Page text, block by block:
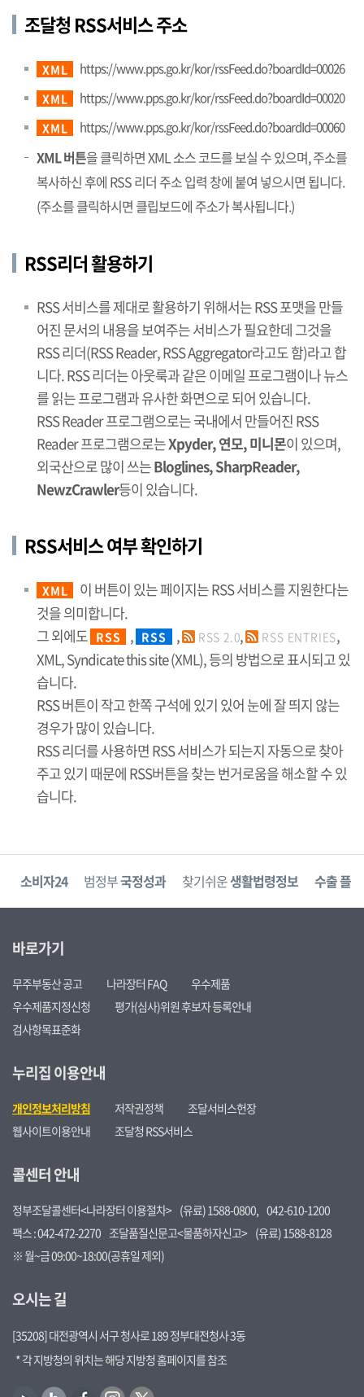
조달청 RSS서비스 주소
XML https://www.pps.go.kr/kor/rssFeed.do?boardId=00026
XML https://www.pps.go.kr/kor/rssFeed.do?boardId=00020
XML https://www.pps.go.kr/kor/rssFeed.do?boardId=00060
XML 버튼을 클릭하면 XML 소스 코드를 보실 수 있으며, 주소를
복사하신 후에 RSS 리더 주소 입력 창에 붙여 넣으시면 됩니다.
(주소를 클릭하시면 클립보드에 주소가 복사됩니다.)
RSS리더 활용하기
RSS 서비스를 제대로 활용하기 위해서는 RSS 포맷을 만들
어진 문서의 내용을 보여주는 서비스가 필요한데 그것을
RSS 리더(RSS Reader, RSS Aggregator라고도 함)라고 합
니다. RSS 리더는 아웃룩과 같은 이메일 프로그램이나 뉴스
를 읽는 프로그램과 유사한 화면으로 되어 있습니다.
RSS Reader 프로그램으로는 국내에서 만들어진 RSS
Reader 프로그램으로는Xpyder, 연모, 미니몬이 있으며,
외국산으로 많이 쓰는Bloglines, SharpReader,
NewzCrawler등이 있습니다.
RSS서비스 여부 확인하기
XML
이 버튼이 있는 페이지는 RSS 서비스를 지원한다는
것을 의미합니다.
그 외에도 RSS , RSS , RSS 2.0, RSS ENTRIES,
XML, Syndicate this site (XML), 등의 방법으로 표시되고 있
습니다.
RSS 버튼이 작고 한쪽 구석에 있기 있어 눈에 잘 띄지 않는
경우가 많이 있습니다.
RSS 리더를 사용하면 RSS 서비스가 되는지 자동으로 찾아
주고 있기 때문에 RSS버튼을 찾는 번거로움을 해소할 수 있
습니다.
소비자24 범정부국정성과 찾기쉬운생활법령정보 수출 플
바로가기
무주부동산 공고 나라장터 FAQ
우수제품
우수제품지정신청
평가(심사)위원 후보자 등록안내
검사항목표준화
누리집 이용안내
개인정보처리방침 저작권정책
조달서비스헌장
웹사이트이용안내
조달청 RSS서비스
콜센터 안내
정부조달콜센터<나라장터 이용절차> (유료) 1588-0800, 042-610-1200
팩스 : 042-472-2270 조달품질신문고<물품하자신고> (유료) 1588-8128
※ 월~금 09:00~18:00(공휴일 제외)
오시는 길
[35208] 대전광역시 서구 청사로 189 정부대전청사 3동
* 각 지방청의 위치는 해당 지방청 홈페이지를 참조